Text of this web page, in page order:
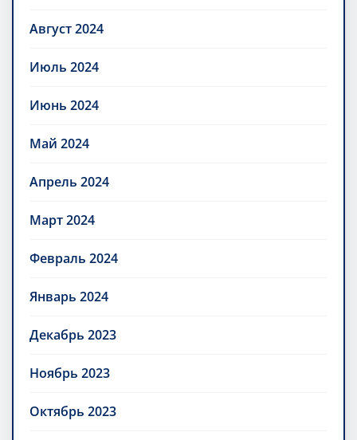
Август 2024
Июль 2024
Июнь 2024
Май 2024
Апрель 2024
Март 2024
Февраль 2024
Январь 2024
Декабрь 2023
Ноябрь 2023
Октябрь 2023